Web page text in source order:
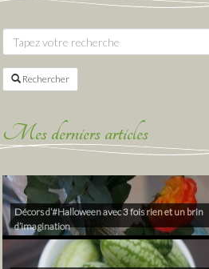
Rechercher
Mes derniers articles
Décors d’#Halloween avec 3 fois rien et un brin
d’imagination